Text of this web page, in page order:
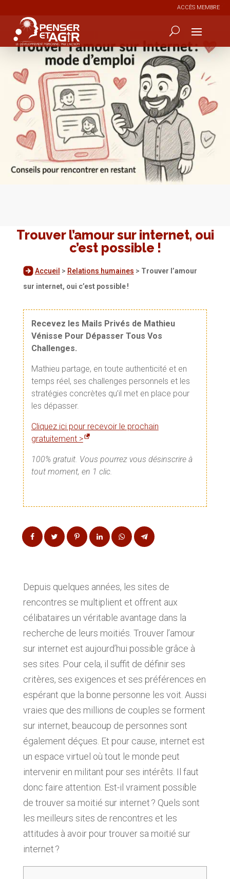
ACCÈS MEMBRE
Trouver l’amour sur internet, oui
c’est possible !
Accueil > Relations humaines > Trouver l’amour
sur internet, oui c’est possible !
Recevez les Mails Privés de Mathieu
Vénisse Pour Dépasser Tous Vos
Challenges.
Mathieu partage, en toute authenticité et en
temps réel, ses challenges personnels et les
stratégies concrètes qu’il met en place pour
les dépasser.
Cliquez ici pour recevoir le prochain
gratuitement >
100% gratuit. Vous pourrez vous désinscrire à
tout moment, en 1 clic.
Depuis quelques années, les sites de
rencontres se multiplient et offrent aux
célibataires un véritable avantage dans la
recherche de leurs moitiés. Trouver l’amour
sur internet est aujourd’hui possible grâce à
ses sites. Pour cela, il suffit de définir ses
critères, ses exigences et ses préférences en
espérant que la bonne personne les voit. Aussi
vraies que des millions de couples se forment
sur internet, beaucoup de personnes sont
également déçues. Et pour cause, internet est
un espace virtuel où tout le monde peut
intervenir en militant pour ses intérêts. Il faut
donc faire attention. Est-il vraiment possible
de trouver sa moitié sur internet ? Quels sont
les meilleurs sites de rencontres et les
attitudes à avoir pour trouver sa moitié sur
internet ?